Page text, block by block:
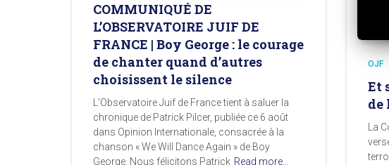
COMMUNIQUÉ DE
L’OBSERVATOIRE JUIF DE
FRANCE | Boy George : le courage
de chanter quand d’autres
choisissent le silence
L’Observatoire Juif de France tient à saluer la
chronique de Patrick Pilcer, publiée ce 6 août
dans Opinion Internationale, consacrée à la
chanson « We Will Dance Again » de Boy
George. Nous félicitons Patrick Read more…
OJF
Et
de
La